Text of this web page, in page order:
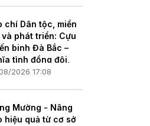
chí Dân tộc, miền
và phát triển: Cựu
binh Đà Bắc –
tình đồng đội,
bước phát triển
2026 17:08
Mường - Nâng
hiệu quả từ cơ sở